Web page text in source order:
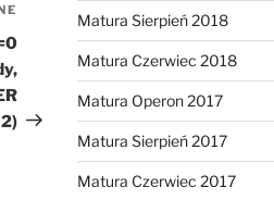
Następny
wpis
Matura Sierpień 2018
Matura Czerwiec 2018
Matura Operon 2017
Matura Sierpień 2017
Matura Czerwiec 2017